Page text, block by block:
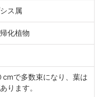
ス属
化植物
で多数束になり、葉は
ります。